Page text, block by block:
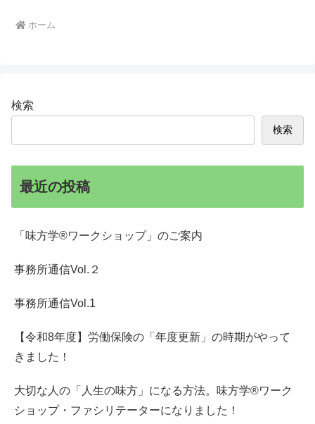
ホーム
検索
検索
最近の投稿
「味方学®ワークショップ」のご案内
事務所通信Vol.２
事務所通信Vol.1
【令和8年度】労働保険の「年度更新」の時期がやって
きました！
大切な人の「人生の味方」になる方法。味方学®ワーク
ショップ・ファシリテーターになりました！